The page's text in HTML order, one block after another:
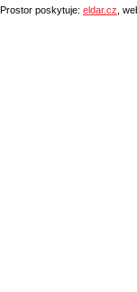
Prostor poskytuje: eldar.cz ,